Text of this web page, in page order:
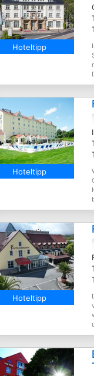
Hoteltipp
Hoteltipp
Hoteltipp